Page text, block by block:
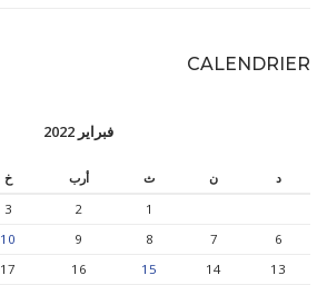
CALENDRIER
فبراير 2022
د ن ث أرب خ
1
2
3
6
7
8
9
10
13
14
15
16
17